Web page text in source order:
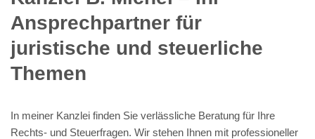
Ansprechpartner für
juristische und steuerliche
Themen
In meiner Kanzlei finden Sie verlässliche Beratung für Ihre
Rechts- und Steuerfragen. Wir stehen Ihnen mit professioneller